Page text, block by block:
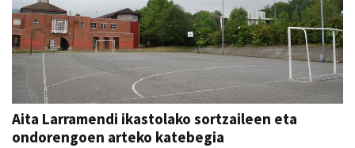
Aita Larramendi ikastolako sortzaileen eta
ondorengoen arteko katebegia